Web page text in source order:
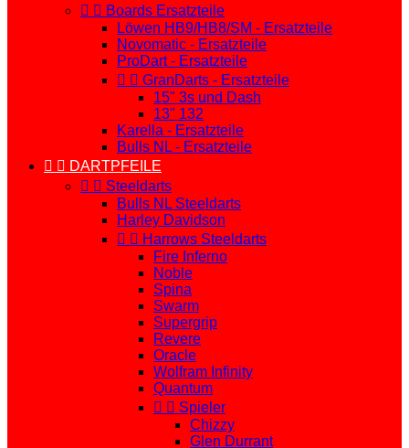
  Boards Ersatzteile
Löwen HB9/HB8/SM - Ersatzteile
Novomatic - Ersatzteile
ProDart - Ersatzteile
  GranDarts - Ersatzteile
15" 3s und Dash
13" 132
Karella - Ersatzteile
Bulls NL - Ersatzteile
  DARTPFEILE
  Steeldarts
Bulls NL Steeldarts
Harley Davidson
  Harrows Steeldarts
Fire Inferno
Noble
Spina
Swarm
Supergrip
Revere
Oracle
Wolfram Infinity
Quantum
  Spieler
Chizzy
Glen Durrant